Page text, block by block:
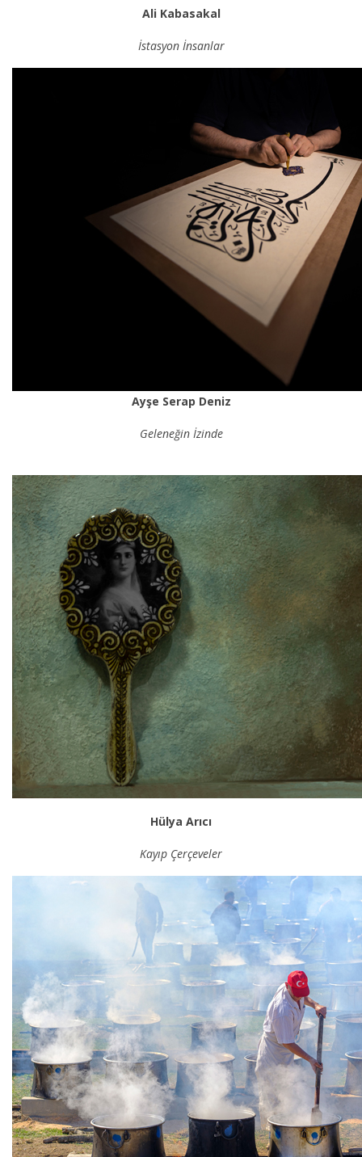
Ali Kabasakal
İstasyon İnsanlar
Ayşe Serap Deniz
Geleneğin İzinde
Hülya Arıcı
Kayıp Çerçeveler